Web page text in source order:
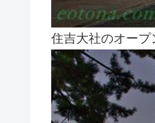
住吉大社のオープ